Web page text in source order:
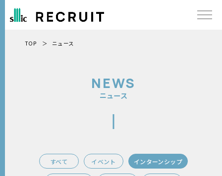
社長メッセージ
TOP ニュース
NEWS
ニュース
すべて イベント インターンシップ